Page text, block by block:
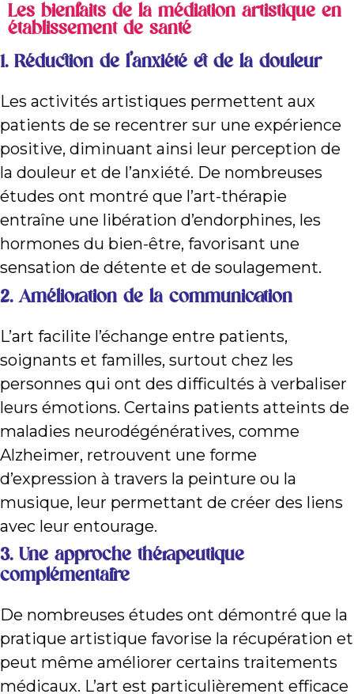
Les bienfaits de la médiation artistique en
établissement de santé
1.Réduction de l’anxiété et de la douleur
Les activités artistiques permettent aux
patients de se recentrer sur une expérience
positive, diminuant ainsi leur perception de
la douleur et de l’anxiété. De nombreuses
études ont montré que l’art-thérapie
entraîne une libération d’endorphines, les
hormones du bien-être, favorisant une
sensation de détente et de soulagement.
2.Amélioration de la communication
L’art facilite l’échange entre patients,
soignants et familles, surtout chez les
personnes qui ont des difficultés à verbaliser
leurs émotions. Certains patients atteints de
maladies neurodégénératives, comme
Alzheimer, retrouvent une forme
d’expression à travers la peinture ou la
musique, leur permettant de créer des liens
avec leur entourage.
3. Une approche thérapeutique
complémentaire
De nombreuses études ont démontré que la
pratique artistique favorise la récupération et
peut même améliorer certains traitements
médicaux. L’art est particulièrement efficace